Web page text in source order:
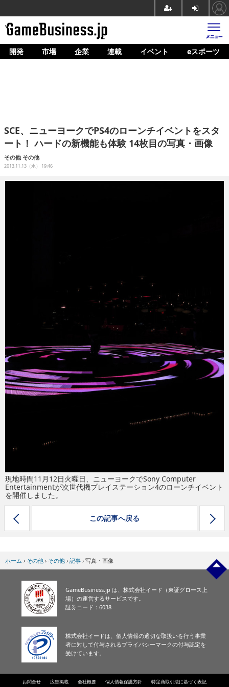
ホーム
企業動向
人材育成
開発 市場 企業 連載 イベント eスポーツ
SCE、ニューヨークでPS4のローンチイベントをスタ
ート！ ハードの新機能も体験 14枚目の写真・画像
その他 その他
2013.11.13（水） 19:46
現地時間11月12日火曜日、ニューヨークでSony Computer
Entertainmentが次世代機プレイステーション4のローンチイベント
を開催しました。
この記事へ戻る
ホーム › その他 › その他 › 記事 › 写真・画像
GameBusiness.jp は、株式会社イード（東証グロース上
場）の運営するサービスです。
証券コード：6038
株式会社イードは、個人情報の適切な取扱いを行う事業
者に対して付与されるプライバシーマークの付与認定を
受けています。
お問合せ 広告掲載 会社概要 個人情報保護方針 特定商取引法に基づく表記